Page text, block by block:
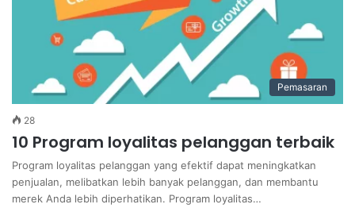
Pemasaran
28
10 Program loyalitas pelanggan terbaik
Program loyalitas pelanggan yang efektif dapat meningkatkan
penjualan, melibatkan lebih banyak pelanggan, dan membantu
merek Anda lebih diperhatikan. Program loyalitas…